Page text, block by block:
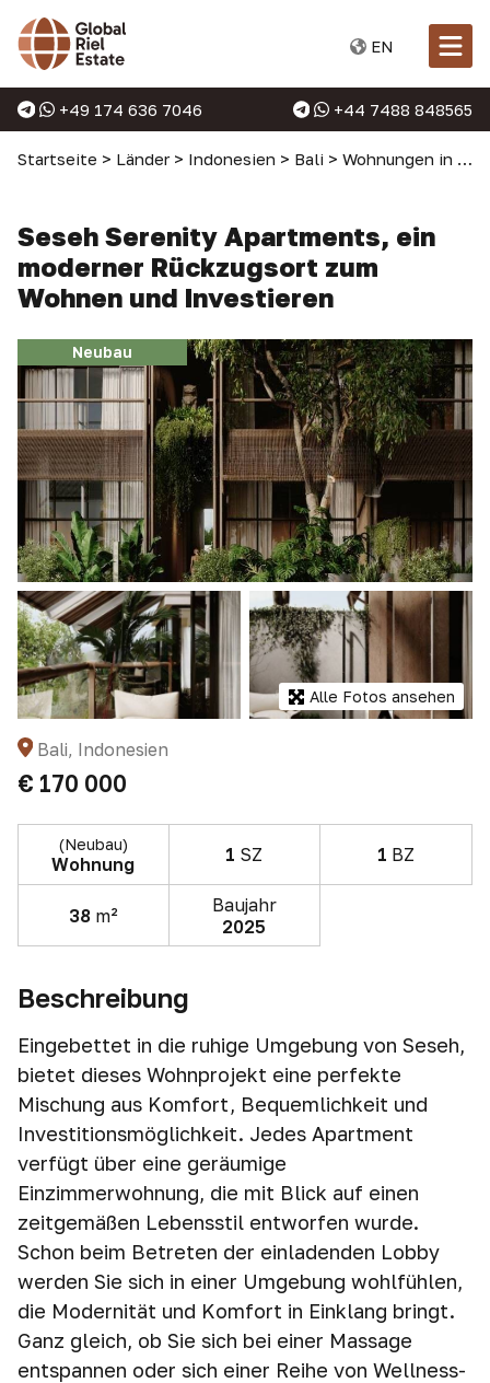
EN
+49 174 636 7046 +44 7488 848565
Startseite > Länder > Indonesien > Bali > Wohnungen in Bali
Seseh Serenity Apartments, ein
moderner Rückzugsort zum
Wohnen und Investieren
Neubau
Alle Fotos ansehen
Bali, Indonesien
€ 170 000
(Neubau)
Wohnung 1 SZ 1 BZ
38 m²
Baujahr
2025
Beschreibung
Eingebettet in die ruhige Umgebung von Seseh,
bietet dieses Wohnprojekt eine perfekte
Mischung aus Komfort, Bequemlichkeit und
Investitionsmöglichkeit. Jedes Apartment
verfügt über eine geräumige
Einzimmerwohnung, die mit Blick auf einen
zeitgemäßen Lebensstil entworfen wurde.
Schon beim Betreten der einladenden Lobby
werden Sie sich in einer Umgebung wohlfühlen,
die Modernität und Komfort in Einklang bringt.
Ganz gleich, ob Sie sich bei einer Massage
entspannen oder sich einer Reihe von Wellness-